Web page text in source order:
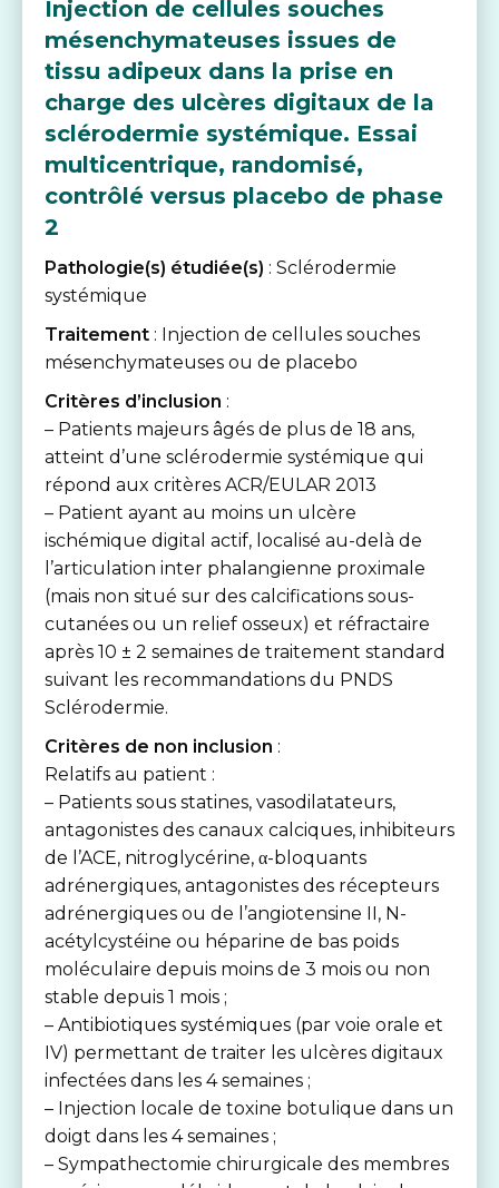
Injection de cellules souches
mésenchymateuses issues de
tissu adipeux dans la prise en
charge des ulcères digitaux de la
sclérodermie systémique. Essai
multicentrique, randomisé,
contrôlé versus placebo de phase
2
Pathologie(s) étudiée(s) : Sclérodermie
systémique
Traitement : Injection de cellules souches
mésenchymateuses ou de placebo
Critères d’inclusion :
– Patients majeurs âgés de plus de 18 ans,
atteint d’une sclérodermie systémique qui
répond aux critères ACR/EULAR 2013
– Patient ayant au moins un ulcère
ischémique digital actif, localisé au-delà de
l’articulation inter phalangienne proximale
(mais non situé sur des calcifications sous-
cutanées ou un relief osseux) et réfractaire
après 10 ± 2 semaines de traitement standard
suivant les recommandations du PNDS
Sclérodermie.
Critères de non inclusion :
Relatifs au patient :
– Patients sous statines, vasodilatateurs,
antagonistes des canaux calciques, inhibiteurs
de l’ACE, nitroglycérine, α-bloquants
adrénergiques, antagonistes des récepteurs
adrénergiques ou de l’angiotensine II, N-
acétylcystéine ou héparine de bas poids
moléculaire depuis moins de 3 mois ou non
stable depuis 1 mois ;
– Antibiotiques systémiques (par voie orale et
IV) permettant de traiter les ulcères digitaux
infectées dans les 4 semaines ;
– Injection locale de toxine botulique dans un
doigt dans les 4 semaines ;
– Sympathectomie chirurgicale des membres